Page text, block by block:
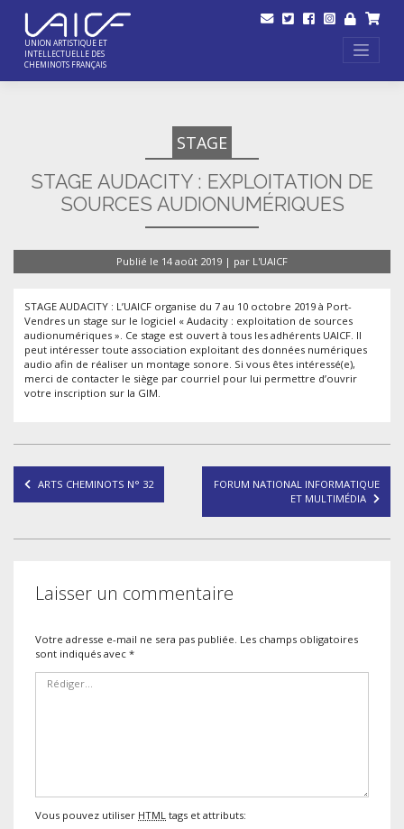
content
UNION ARTISTIQUE ET
INTELLECTUELLE DES
CHEMINOTS FRANÇAIS
STAGE
STAGE AUDACITY : EXPLOITATION DE
SOURCES AUDIONUMÉRIQUES
Publié le 14 août 2019 | par L'UAICF
STAGE AUDACITY : L’UAICF organise du 7 au 10 octobre 2019 à Port-
Vendres un stage sur le logiciel « Audacity : exploitation de sources
audionumériques ». Ce stage est ouvert à tous les adhérents UAICF. Il
peut intéresser toute association exploitant des données numériques
audio afin de réaliser un montage sonore. Si vous êtes intéressé(e),
merci de contacter le siège par courriel pour lui permettre d’ouvrir
votre inscription sur la GIM.
Navigation
de
ARTS CHEMINOTS N° 32
FORUM NATIONAL INFORMATIQUE
ET MULTIMÉDIA
Laisser un commentaire
Votre adresse e-mail ne sera pas publiée. Les champs obligatoires
sont indiqués avec *
Vous pouvez utiliser HTML tags et attributs: